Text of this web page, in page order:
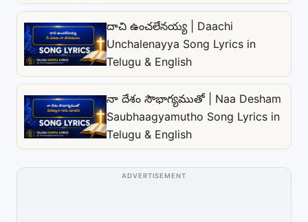
దాచి ఉంచలేనయ్య | Daachi
Unchalenayya Song Lyrics in
Telugu & English
నా దేశం సౌభాగ్యముతో | Naa Desham
Saubhaagyamutho Song Lyrics in
Telugu & English
ADVERTISEMENT